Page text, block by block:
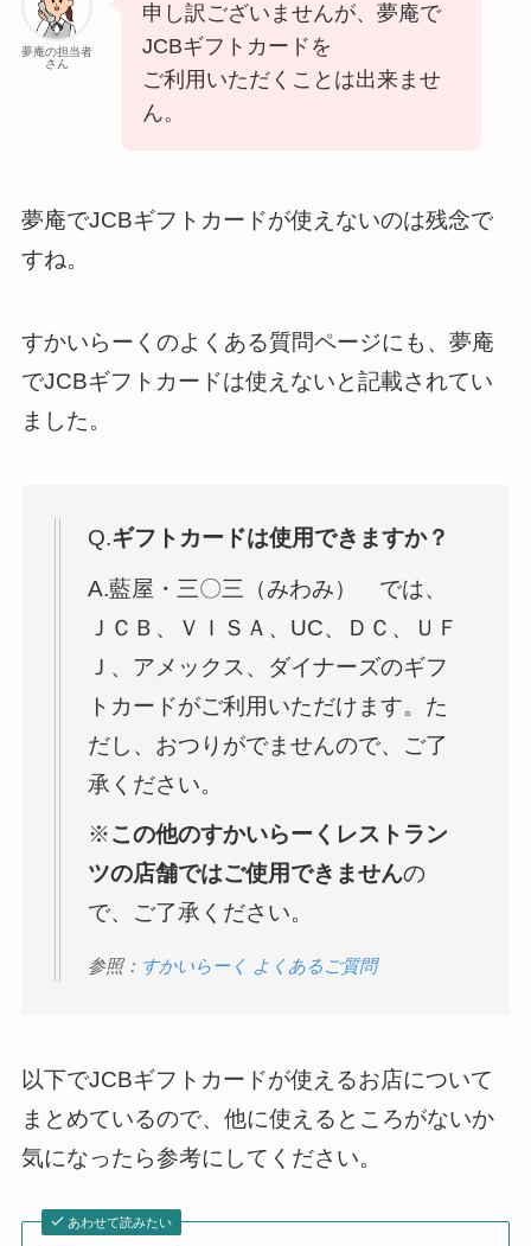
夢庵の担当者
さん
申し訳ございませんが、夢庵で
JCBギフトカードを
ご利用いただくことは出来ませ
ん。
夢庵でJCBギフトカードが使えないのは残念で
すね。
すかいらーくのよくある質問ページにも、夢庵
でJCBギフトカードは使えないと記載されてい
ました。
Q.ギフトカードは使用できますか？
A.藍屋・三〇三（みわみ） では、
ＪＣＢ、ＶＩＳＡ、UC、ＤＣ、ＵＦ
Ｊ、アメックス、ダイナーズのギフ
トカードがご利用いただけます。た
だし、おつりがでませんので、ご了
承ください。
※この他のすかいらーくレストラン
ツの店舗ではご使用できませんの
で、ご了承ください。
参照： すかいらーく よくあるご質問
以下でJCBギフトカードが使えるお店について
まとめているので、他に使えるところがないか
気になったら参考にしてください。
あわせて読みたい